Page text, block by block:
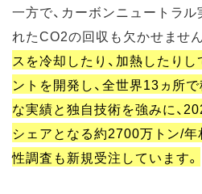
一方で、カーボンニュートラル
れたCO2の回収も欠かせません
スを冷却したり、加熱したり
ントを開発し、全世界13ヵ所
な実績と独自技術を強みに、
シェアとなる約2700万トン/
性調査も新規受注しています。